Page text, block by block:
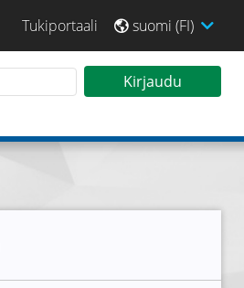
Tukiportaali suomi (FI)
Kirjaudu